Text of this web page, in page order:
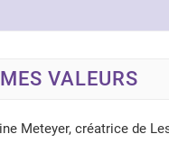
MES VALEURS
Meteyer, créatrice de